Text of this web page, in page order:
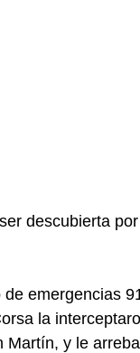
descubierta
emergencias
la
y le